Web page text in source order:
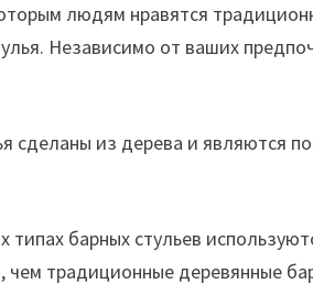
людям нравятся
Независимо от ваших
сделаны из дерева и
барных стульев
традиционные деревянные